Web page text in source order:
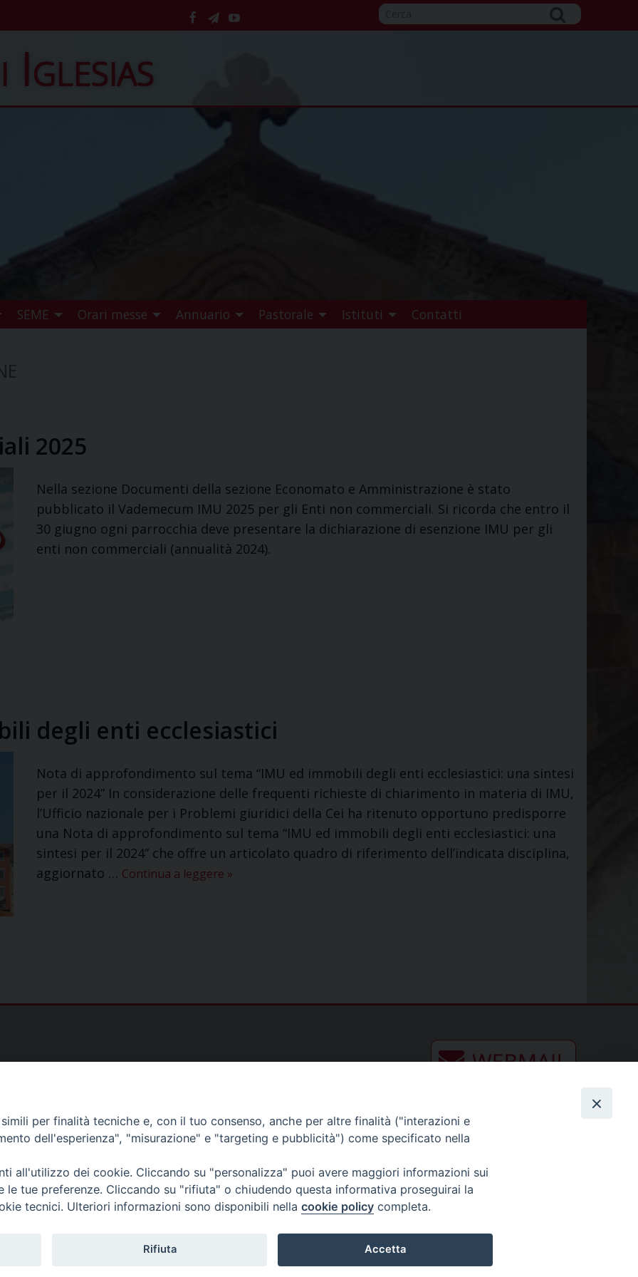
facebook
telegram
YouTube
Iglesias
SEME Orari messe Annuario Pastorale Istituti Contatti
2025
Nella sezione Documenti della sezione Economato e Amministrazione è stato
pubblicato il Vademecum IMU 2025 per gli Enti non commerciali. Si ricorda che entro il
30 giugno ogni parrocchia deve presentare la dichiarazione di esenzione IMU per gli
enti non commerciali (annualità 2024).
degli enti ecclesiastici
Nota di approfondimento sul tema “IMU ed immobili degli enti ecclesiastici: una sintesi
per il 2024” In considerazione delle frequenti richieste di chiarimento in materia di IMU,
l’Ufficio nazionale per i Problemi giuridici della Cei ha ritenuto opportuno predisporre
una Nota di approfondimento sul tema “IMU ed immobili degli enti ecclesiastici: una
sintesi per il 2024” che offre un articolato quadro di riferimento dell’indicata disciplina,
aggiornato … Continua a leggere »
per finalità tecniche e, con il tuo consenso, anche per altre finalità ("interazioni e
dell'esperienza", "misurazione" e "targeting e pubblicità") come specificato nella
all'utilizzo dei cookie. Cliccando su "personalizza" puoi avere maggiori informazioni sui
le tue preferenze. Cliccando su "rifiuta" o chiudendo questa informativa proseguirai la
tecnici. Ulteriori informazioni sono disponibili nella cookie policy completa.
Rifiuta Accetta